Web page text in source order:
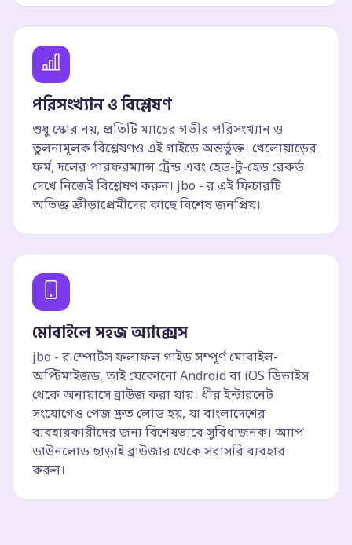
পরিসংখ্যান ও বিশ্লেষণ
শুধু স্কোর নয়, প্রতিটি ম্যাচের গভীর পরিসংখ্যান ও
তুলনামূলক বিশ্লেষণও এই গাইডে অন্তর্ভুক্ত। খেলোয়াড়ের
ফর্ম, দলের পারফরম্যান্স ট্রেন্ড এবং হেড-টু-হেড রেকর্ড
দেখে নিজেই বিশ্লেষণ করুন। jbo - র এই ফিচারটি
অভিজ্ঞ ক্রীড়াপ্রেমীদের কাছে বিশেষ জনপ্রিয়।
মোবাইলে সহজ অ্যাক্সেস
jbo - র স্পোর্টস ফলাফল গাইড সম্পূর্ণ মোবাইল-
অপ্টিমাইজড, তাই যেকোনো Android বা iOS ডিভাইস
থেকে অনায়াসে ব্রাউজ করা যায়। ধীর ইন্টারনেট
সংযোগেও পেজ দ্রুত লোড হয়, যা বাংলাদেশের
ব্যবহারকারীদের জন্য বিশেষভাবে সুবিধাজনক। অ্যাপ
ডাউনলোড ছাড়াই ব্রাউজার থেকে সরাসরি ব্যবহার
করুন।